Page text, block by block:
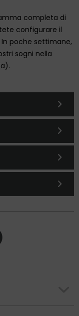
completa di
configurare il
poche settimane,
sogni nella